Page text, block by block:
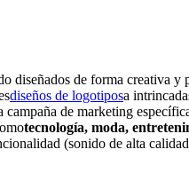
diseñados de forma creativa y
diseños de logotiposa
de marketing
tecnología, moda,
(sonido de alta